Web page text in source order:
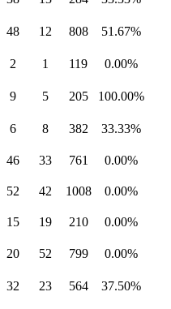
48 12 808 51.67%
2 1 119 0.00%
9 5 205 100.00%
6 8 382 33.33%
46 33 761 0.00%
52 42 1008 0.00%
15 19 210 0.00%
20 52 799 0.00%
32 23 564 37.50%